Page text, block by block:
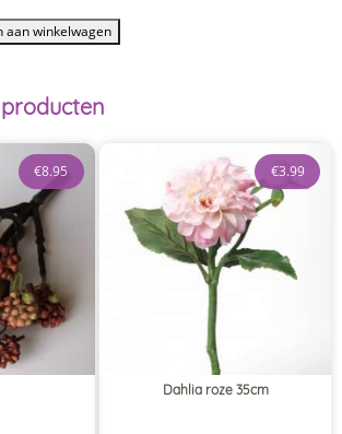
aan winkelwagen
€8.95
Dahlia roze 35cm
€3.99